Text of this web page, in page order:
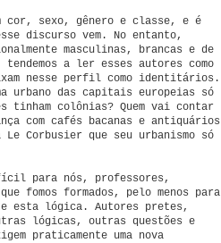
cor, sexo, gênero e classe, e é
discurso vem. No entanto,
masculinas, brancas e de
a ler esses autores como
nesse perfil como identitários.
urbano das capitais europeias só
colônias? Quem vai contar
com cafés bacanas e antiquários
Corbusier que seu urbanismo só
para nós, professores,
fomos formados, pelo menos para
esta lógica. Autores pretes,
lógicas, outras questões e
praticamente uma nova